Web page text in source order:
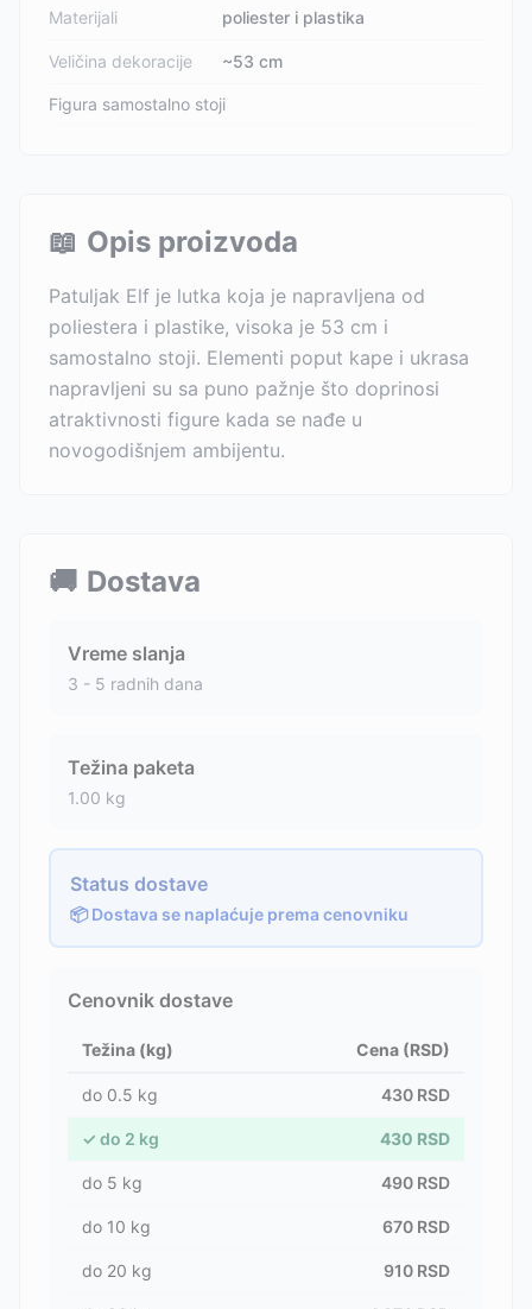
Materijali poliester i plastika
Veličina dekoracije ~53 cm
Figura samostalno stoji
📖 Opis proizvoda
Patuljak Elf je lutka koja je napravljena od
poliestera i plastike, visoka je 53 cm i
samostalno stoji. Elementi poput kape i ukrasa
napravljeni su sa puno pažnje što doprinosi
atraktivnosti figure kada se nađe u
novogodišnjem ambijentu.
🚚 Dostava
Vreme slanja
3 - 5 radnih dana
Težina paketa
1.00 kg
Status dostave
📦 Dostava se naplaćuje prema cenovniku
Cenovnik dostave
Težina (kg) Cena (RSD)
do 0.5 kg 430 RSD
✓ do 2 kg 430 RSD
do 5 kg 490 RSD
do 10 kg 670 RSD
do 20 kg 910 RSD